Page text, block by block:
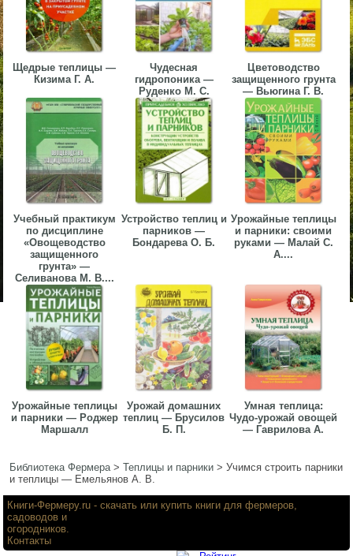
Щедрые теплицы —
Кизима Г. А.
Чудесная
гидропоника —
Руденко М. С.
Цветоводство
защищенного грунта
— Вьюгина Г. В.
Учебный практикум
по дисциплине
«Овощеводство
защищенного
грунта» —
Селиванова М. В....
Устройство теплиц и
парников —
Бондарева О. Б.
Урожайные теплицы
и парники: своими
руками — Малай С.
А....
Урожайные теплицы
и парники — Роджер
Маршалл
Урожай домашних
теплиц — Брусилов
Б. П.
Умная теплица:
Чудо-урожай овощей
— Гаврилова А.
Библиотека Фермера>Теплицы и парники >Учимся строить парники
и теплицы — Емельянов А. В.
▼
Книги-Фермеру.ru - скачать или купить книги для фермеров,
садоводов и
огородников.
Контакты